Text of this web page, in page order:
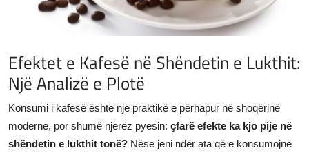
Gallery
Efektet e Kafesë në Shëndetin e Lukthit:
Një Analizë e Plotë
Konsumi i kafesë është një praktikë e përhapur në shoqërinë
moderne, por shumë njerëz pyesin: çfarë efekte ka kjo pije në
shëndetin e lukthit tonë? Nëse jeni ndër ata që e konsumojnë